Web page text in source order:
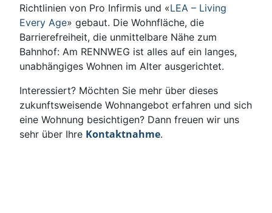
Richtlinien von Pro Infirmis und «LEA – Living
Every Age» gebaut. Die Wohnfläche, die
Barrierefreiheit, die unmittelbare Nähe zum
Bahnhof: Am RENNWEG ist alles auf ein langes,
unabhängiges Wohnen im Alter ausgerichtet.
Interessiert? Möchten Sie mehr über dieses
zukunftsweisende Wohnangebot erfahren und sich
eine Wohnung besichtigen? Dann freuen wir uns
sehr über Ihre Kontaktnahme.